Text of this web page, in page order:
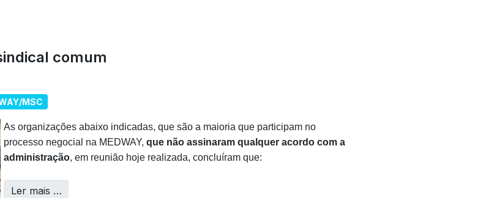
comum
MSC
As organizações abaixo indicadas, que são a maioria que participam no
processo negocial na MEDWAY, que não assinaram qualquer acordo com a
administração, em reunião hoje realizada, concluíram que:
Ler mais …